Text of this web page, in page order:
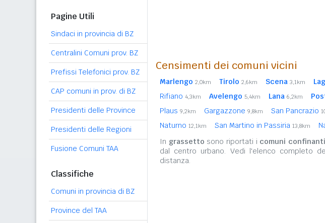
Pagine Utili
Sindaci in provincia di BZ
Centralini Comuni prov. BZ
Prefissi Telefonici prov. BZ
CAP comuni in prov. di BZ
Presidenti delle Province
Presidenti delle Regioni
Fusione Comuni TAA
Classifiche
Comuni in provincia di BZ
Province del TAA
Censimenti dei comuni vicini
Marlengo 2,0km Tirolo 2,6km Scena 3,1km
Rifiano 4,3km Avelengo 5,4km Lana 6,2km
Plaus 9,2km Gargazzone 9,8km San Pancrazio
Naturno 12,1km San Martino in Passiria 13,8km
In grassetto sono riportati i comuni confinanti
dal centro urbano. Vedi l'elenco completo
distanza.